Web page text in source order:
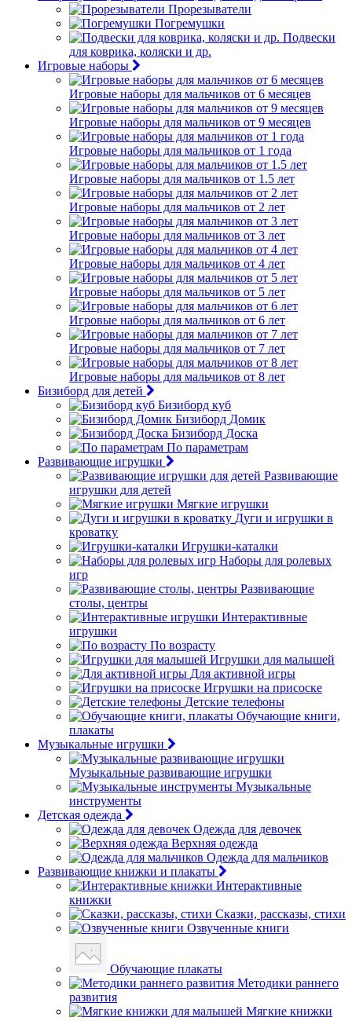
Прорезыватели
Погремушки
Подвески
для коврика, коляски и др.
Игровые наборы
Игровые наборы для мальчиков от 6 месяцев
Игровые наборы для мальчиков от 9 месяцев
Игровые наборы для мальчиков от 1 года
Игровые наборы для мальчиков от 1.5 лет
Игровые наборы для мальчиков от 2 лет
Игровые наборы для мальчиков от 3 лет
Игровые наборы для мальчиков от 4 лет
Игровые наборы для мальчиков от 5 лет
Игровые наборы для мальчиков от 6 лет
Игровые наборы для мальчиков от 7 лет
Игровые наборы для мальчиков от 8 лет
Бизиборд для детей
Бизиборд куб
Бизиборд Домик
Бизиборд Доска
По параметрам
Развивающие игрушки
Развивающие
игрушки для детей
Мягкие игрушки
Дуги и игрушки в
кроватку
Игрушки-каталки
Наборы для ролевых
игр
Развивающие
столы, центры
Интерактивные
игрушки
По возрасту
Игрушки для малышей
Для активной игры
Игрушки на присоске
Детские телефоны
Обучающие книги,
плакаты
Музыкальные игрушки
Музыкальные развивающие игрушки
Музыкальные
инструменты
Детская одежда
Одежда для девочек
Верхняя одежда
Одежда для мальчиков
Развивающие книжки и плакаты
Интерактивные
книжки
Сказки, рассказы, стихи
Озвученные книги
Обучающие плакаты
Методики раннего
развития
Мягкие книжки